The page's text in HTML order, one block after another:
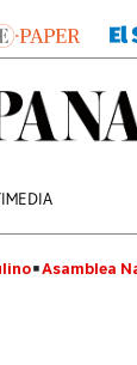
Asamblea